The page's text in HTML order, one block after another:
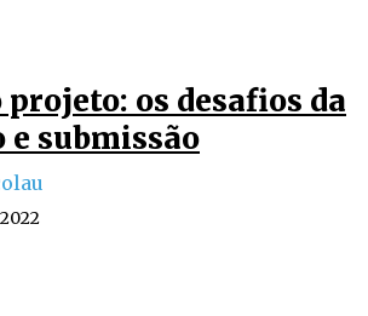
projeto: os desafios da
e submissão